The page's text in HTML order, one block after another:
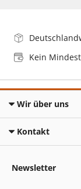
Kein
Wir über uns
Kontakt
Newsletter